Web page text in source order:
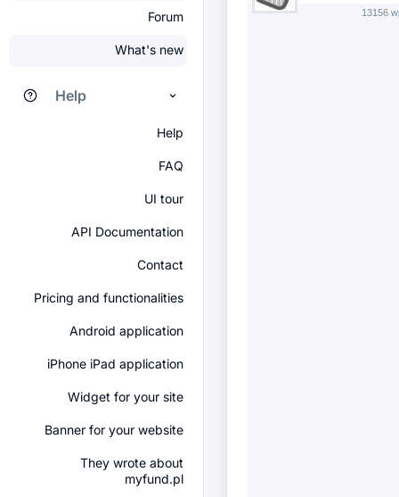
Forum
What's new
Help
Help
FAQ
UI tour
API Documentation
Contact
Pricing and functionalities
Android application
iPhone iPad application
Widget for your site
Banner for your website
They wrote about
myfund.pl
13156